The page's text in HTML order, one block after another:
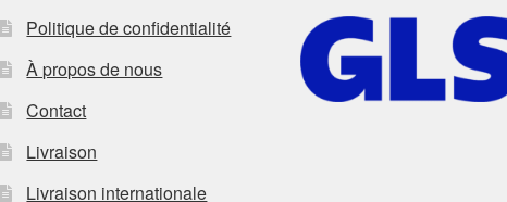
Politique de confidentialité
À propos de nous
Contact
Livraison
Livraison internationale